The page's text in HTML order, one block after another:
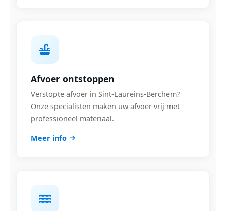
Afvoer ontstoppen
Verstopte afvoer in Sint-Laureins-Berchem?
Onze specialisten maken uw afvoer vrij met
professioneel materiaal.
Meer info